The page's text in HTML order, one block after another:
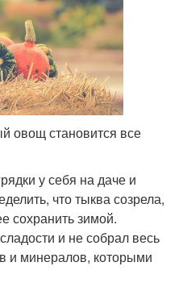
овощ становится все
у себя на даче и
что тыква созрела,
сохранить зимой.
и не собрал весь
и минералов, которыми